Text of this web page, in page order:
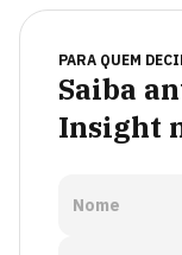
PARA QUEM
Saiba
Insight
Nome